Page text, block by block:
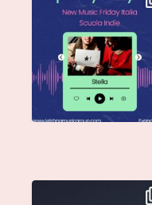
Stella di
@musicadievandro è
disponibile su tutte